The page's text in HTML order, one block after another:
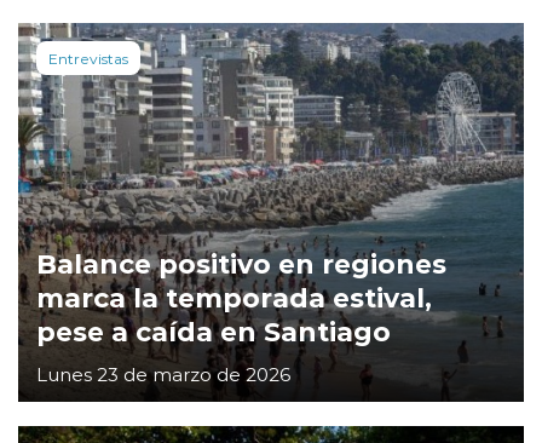
Entrevistas
Balance positivo en regiones
marca la temporada estival,
pese a caída en Santiago
Lunes 23 de marzo de 2026